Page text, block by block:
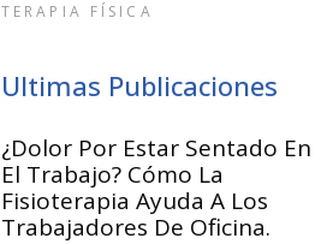
TERAPIA FÍSICA
Ultimas Publicaciones
¿Dolor Por Estar Sentado En
El Trabajo? Cómo La
Fisioterapia Ayuda A Los
Trabajadores De Oficina.